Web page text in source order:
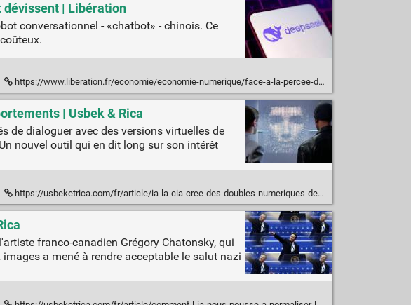
dévissent | Libération
conversationnel - «chatbot» - chinois. Ce
https://www.liberation.fr/economie/economie-numerique/face-a-la-percee-de-lia-chinoise-deepseek-wall-street-et-la-tech-americain-devissent-20250127_N2WADPHGZ5HDJN2IAFRHXOH2YQ/
| Usbek & Rica
de dialoguer avec des versions virtuelles de
nouvel outil qui en dit long sur son intérêt
https://usbeketrica.com/fr/article/ia-la-cia-cree-des-doubles-numeriques-de-dirigeants-pour-anticiper-leurs-comportements
franco-canadien Grégory Chatonsky, qui
a mené à rendre acceptable le salut nazi